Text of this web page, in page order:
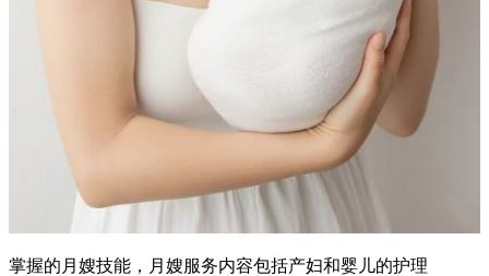
掌握的月嫂技能，月嫂服务内容包括产妇和婴儿的护理